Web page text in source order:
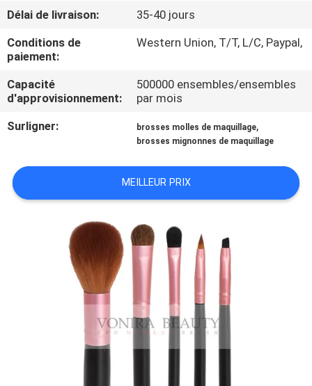
QUALITÉ
PLAN
DU
SITE
POLICY
Délai de livraison:
35-40 jours
Conditions de
paiement:
Western Union, T/T, L/C, Paypal,
Capacité
d'approvisionnement:
500000 ensembles/ensembles
par mois
Surligner:
brosses molles de maquillage,
brosses mignonnes de maquillage
MEILLEUR PRIX